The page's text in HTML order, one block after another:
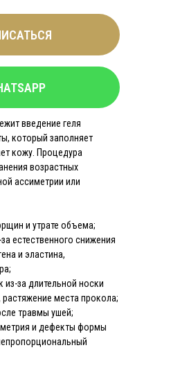
введение геля
который заполняет
кожу. Процедура
возрастных
ассиметрии или
и утрате объема;
естественного снижения
и эластина,
за длительной носки
места прокола;
травмы ушей;
и дефекты формы